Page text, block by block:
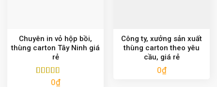
Chuyên in vỏ hộp bồi,
thùng carton Tây Ninh giá
rẻ
Được xếp
0₫
Công ty, xưởng sản xuất
thùng carton theo yêu
cầu, giá rẻ
0₫